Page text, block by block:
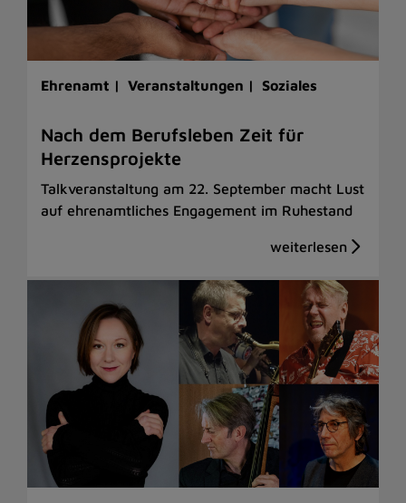
Ehrenamt | Veranstaltungen | Soziales
Nach dem Berufsleben Zeit für
Herzensprojekte
Talkveranstaltung am 22. September macht Lust
auf ehrenamtliches Engagement im Ruhestand